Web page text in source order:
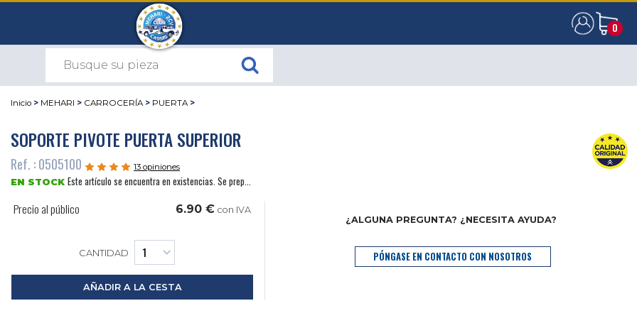
0
0
Inicio > MEHARI > CARROCERÍA > PUERTA >
SOPORTE PIVOTE PUERTA SUPERIOR
Ref. : 0505100 13 opiniones
EN STOCK Este artículo se encuentra en existencias. Se prep...
Precio al público 6.90 € con IVA
CANTIDAD
AÑADIR A LA CESTA
¿ALGUNA PREGUNTA? ¿NECESITA AYUDA?
PÓNGASE EN CONTACTO CON NOSOTROS